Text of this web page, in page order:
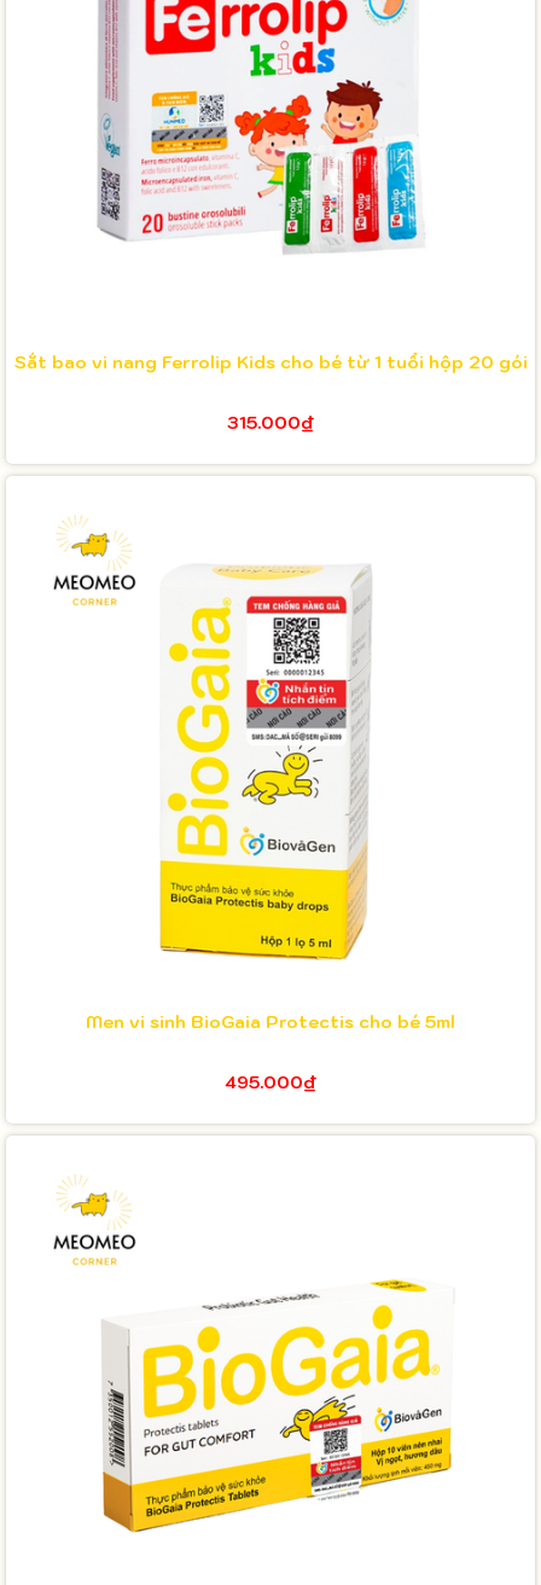
Sắt bao vi nang Ferrolip Kids cho bé từ 1 tuổi hộp 20 gói
315.000₫
Men vi sinh BioGaia Protectis cho bé 5ml
495.000₫